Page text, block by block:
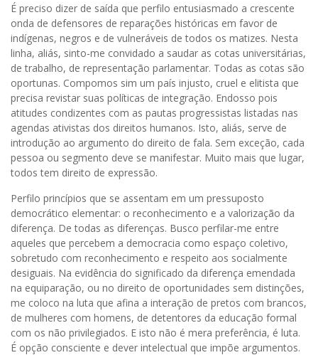
É preciso dizer de saída que perfilo entusiasmado a crescente
onda de defensores de reparações históricas em favor de
indígenas, negros e de vulneráveis de todos os matizes. Nesta
linha, aliás, sinto-me convidado a saudar as cotas universitárias,
de trabalho, de representação parlamentar. Todas as cotas são
oportunas. Compomos sim um país injusto, cruel e elitista que
precisa revistar suas políticas de integração. Endosso pois
atitudes condizentes com as pautas progressistas listadas nas
agendas ativistas dos direitos humanos. Isto, aliás, serve de
introdução ao argumento do direito de fala. Sem exceção, cada
pessoa ou segmento deve se manifestar. Muito mais que lugar,
todos tem direito de expressão.
Perfilo princípios que se assentam em um pressuposto
democrático elementar: o reconhecimento e a valorização da
diferença. De todas as diferenças. Busco perfilar-me entre
aqueles que percebem a democracia como espaço coletivo,
sobretudo com reconhecimento e respeito aos socialmente
desiguais. Na evidência do significado da diferença emendada
na equiparação, ou no direito de oportunidades sem distinções,
me coloco na luta que afina a interação de pretos com brancos,
de mulheres com homens, de detentores da educação formal
com os não privilegiados. E isto não é mera preferência, é luta.
É opção consciente e dever intelectual que impõe argumentos.